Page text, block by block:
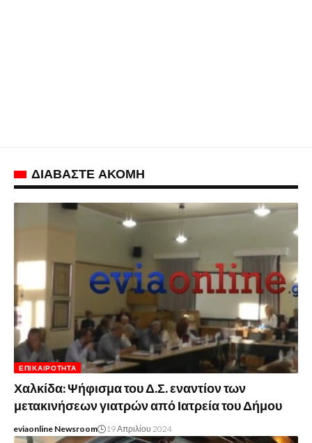
ΔΙΑΒΑΣΤΕ ΑΚΟΜΗ
ΕΠΙΚΑΙΡΌΤΗΤΑ
Χαλκίδα: Ψήφισμα του Δ.Σ. εναντίον των
μετακινήσεων γιατρών από Ιατρεία του Δήμου
eviaonline Newsroom 19 Απριλίου 2024